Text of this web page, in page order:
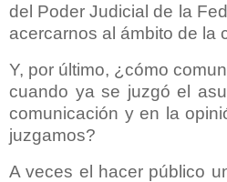
del Poder Judicial de la
acercarnos al ámbito de la
Y, por último, ¿cómo
cuando ya se juzgó el
comunicación y en la
juzgamos?
A veces el hacer público